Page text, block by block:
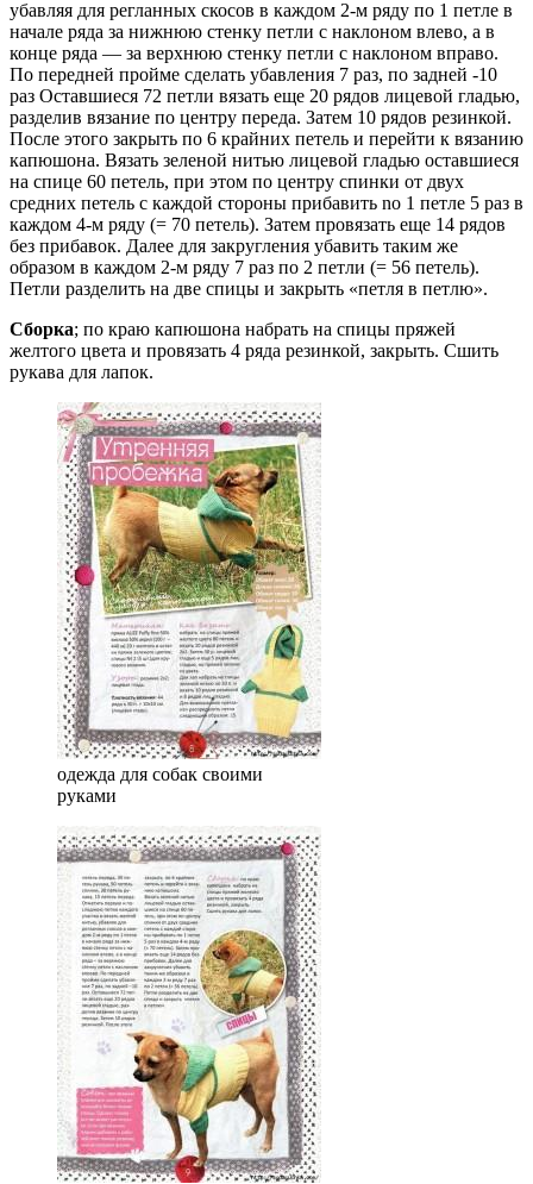
убавляя для регланных скосов в каждом 2-м ряду по 1 петле в
начале ряда за нижнюю стенку петли с наклоном влево, а в
конце ряда — за верхнюю стенку петли с наклоном вправо.
По передней пройме сделать убавления 7 раз, по задней -10
раз Оставшиеся 72 петли вязать еще 20 рядов лицевой гладью,
разделив вязание по центру переда. Затем 10 рядов резинкой.
После этого закрыть по 6 крайних петель и перейти к вязанию
капюшона. Вязать зеленой нитью лицевой гладью оставшиеся
на спице 60 петель, при этом по центру спинки от двух
средних петель с каждой стороны прибавить no 1 петле 5 раз в
каждом 4-м ряду (= 70 петель). Затем провязать еще 14 рядов
без прибавок. Далее для закругления убавить таким же
образом в каждом 2-м ряду 7 раз по 2 петли (= 56 петель).
Петли разделить на две спицы и закрыть «петля в петлю».
Сборка; по краю капюшона набрать на спицы пряжей
желтого цвета и провязать 4 ряда резинкой, закрыть. Сшить
рукава для лапок.
одежда для собак своими
руками